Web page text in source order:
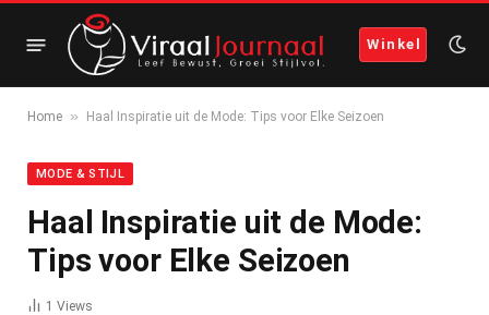
Winkel
Home » Haal Inspiratie uit de Mode: Tips voor Elke Seizoen
MODE & STIJL
Haal Inspiratie uit de Mode:
Tips voor Elke Seizoen
1 Views